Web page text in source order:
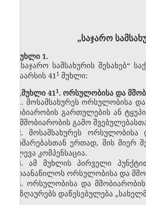
„საჯარო
მუხლი 1.
„საჯარო სამსახურის შესახებ“
შინაარსის 41​1 მუხლი:
„მუხლი 41​1. ორსულობისა და
1. მოსამსახურეს ორსულობისა
მშობიარობის გართულების ან
და მშობიარობის გამო
2. მოსამსახურეს
დახმარებასთან ერთად, მის მიერ
ეძლევა კომპენსაცია.
3. ამ მუხლის პირველი
გადაანაწილოს ორსულობისა და
4. ორსულობისა და
ანაზღაურებს დაწესებულება